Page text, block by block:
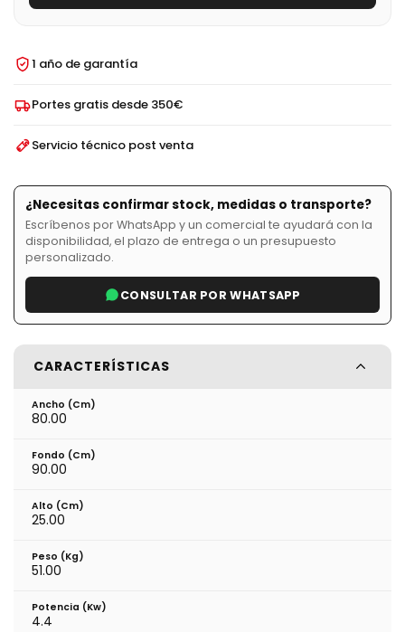
1 año de garantía
Portes gratis desde 350€
Servicio técnico post venta
¿Necesitas confirmar stock, medidas o transporte?
Escríbenos por WhatsApp y un comercial te ayudará con la
disponibilidad, el plazo de entrega o un presupuesto
personalizado.
CONSULTAR POR WHATSAPP
CARACTERÍSTICAS
Ancho (cm)
80.00
Fondo (cm)
90.00
Alto (cm)
25.00
Peso (kg)
51.00
Potencia (Kw)
4.4